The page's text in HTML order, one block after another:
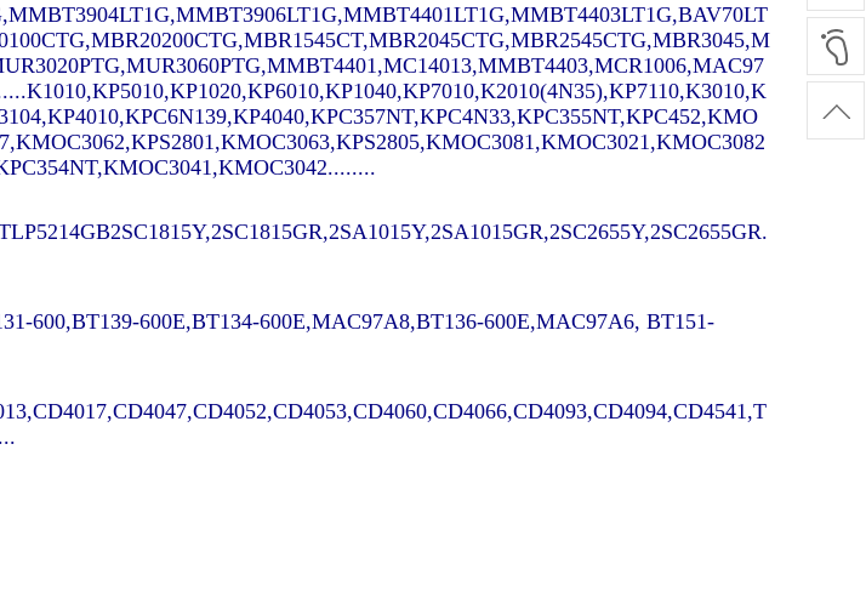
600,BT139-600E,BT134-600E,MAC97A8,BT136-600E,MAC97A6, BT151-